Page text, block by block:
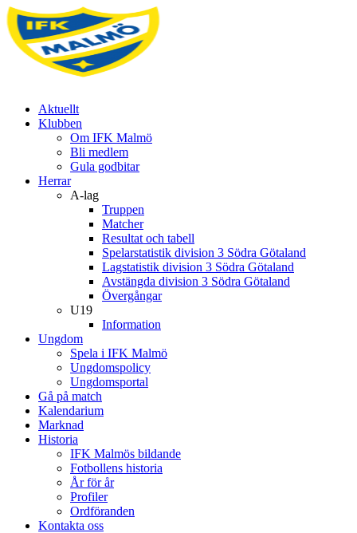
Aktuellt
Klubben
Om IFK Malmö
Bli medlem
Gula godbitar
Herrar
A-lag
Truppen
Matcher
Resultat och tabell
Spelarstatistik division 3 Södra Götaland
Lagstatistik division 3 Södra Götaland
Avstängda division 3 Södra Götaland
Övergångar
U19
Information
Ungdom
Spela i IFK Malmö
Ungdomspolicy
Ungdomsportal
Gå på match
Kalendarium
Marknad
Historia
IFK Malmös bildande
Fotbollens historia
År för år
Profiler
Ordföranden
Kontakta oss